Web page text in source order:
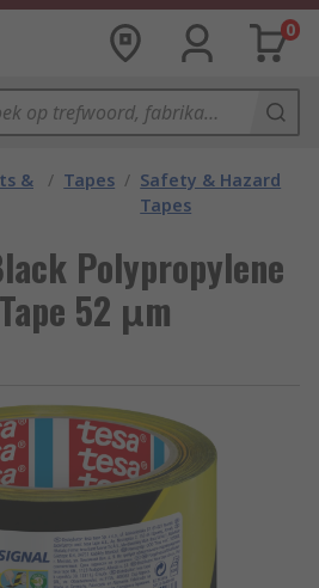
0
&
/ Tapes / Safety & Hazard
Tapes
Polypropylene
52 μm